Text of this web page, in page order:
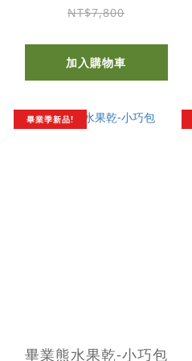
NT$7,800
加入購物車
畢業季新品!
畢業熊水果乾-小巧包